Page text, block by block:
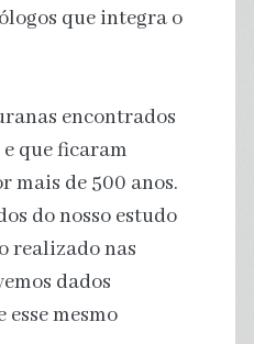
que integra o
encontrados
que ficaram
mais de 500 anos.
do nosso estudo
realizado nas
dados
mesmo